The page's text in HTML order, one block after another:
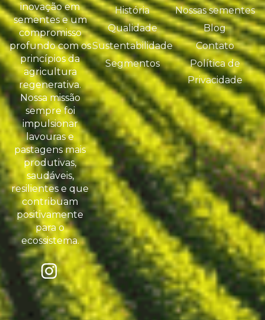
História
Qualidade
Sustentabilidade
Segmentos
Nossas sementes
Blog
Contato
Política de
Privacidade
inovação em
sementes e um
compromisso
profundo com os
princípios da
agricultura
regenerativa.
Nossa missão
sempre foi
impulsionar
lavouras e
pastagens mais
produtivas,
saudáveis,
resilientes e que
contribuam
positivamente
para o
ecossistema.